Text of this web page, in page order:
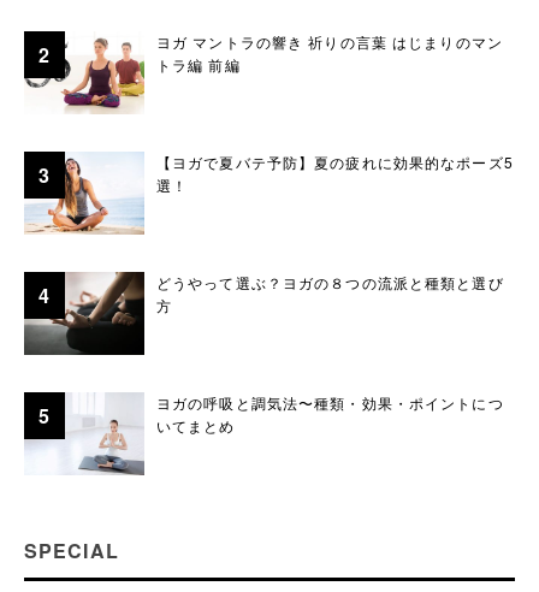
ヨガ マントラの響き 祈りの言葉 はじまりのマン
トラ編 前編
【ヨガで夏バテ予防】夏の疲れに効果的なポーズ5
選！
どうやって選ぶ？ヨガの８つの流派と種類と選び
方
ヨガの呼吸と調気法〜種類・効果・ポイントにつ
いてまとめ
SPECIAL